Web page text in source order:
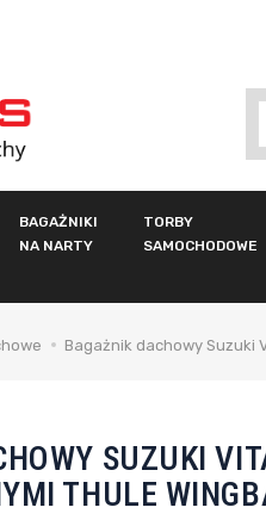
BAGAŻNIKI
NA NARTY
TORBY
SAMOCHODOWE
Bagażnik dachowy Suzuki
SUZUKI
THULE